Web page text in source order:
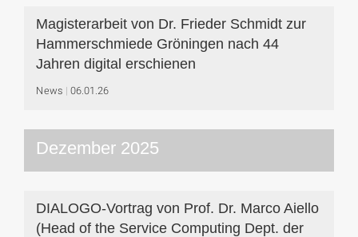
Magisterarbeit von Dr. Frieder Schmidt zur
Hammerschmiede Gröningen nach 44
Jahren digital erschienen
News 06.01.26
Dezember 2025
DIALOGO-Vortrag von Prof. Dr. Marco Aiello
(Head of the Service Computing Dept. der